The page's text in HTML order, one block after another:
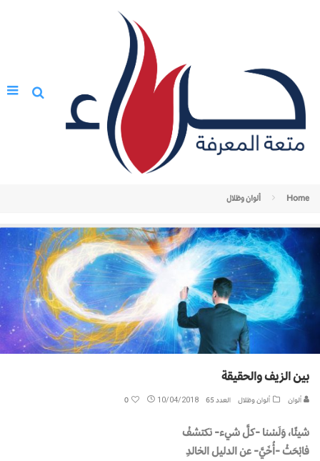
Home ألوان وظلال
بين الزيف والحقيقة
ألوان ألوان وظلال العدد 65 10/04/2018
0
شيئًا، وَلَسْنا -كلَّ شيء- نكتشفْ
فابْحَثْ -أُخَيَّ- عن الدليل الخالدِ